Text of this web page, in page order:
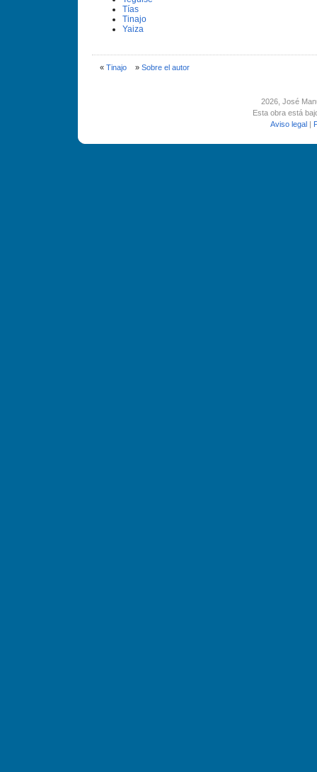
Tí­as
Tinajo
Yaiza
« Tinajo» Sobre el autor
2026, José
Esta obra está
Aviso legal |